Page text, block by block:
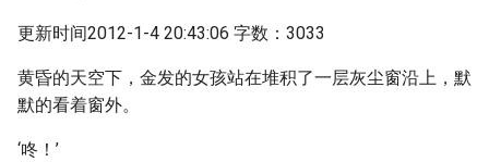
更新时间2012-1-4 20:43:06 字数：3033
黄昏的天空下，金发的女孩站在堆积了一层灰尘窗沿上，默
默的看着窗外。
‘咚！’